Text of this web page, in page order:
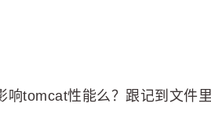
tomcat性能么？跟记到文件